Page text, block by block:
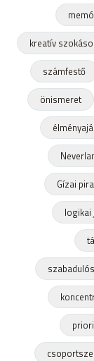
kreatív
számfestő
önismeret
Gízai
logikai